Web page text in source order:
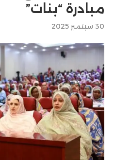
مبادرة “بنات”
30 سبتمبر 2025